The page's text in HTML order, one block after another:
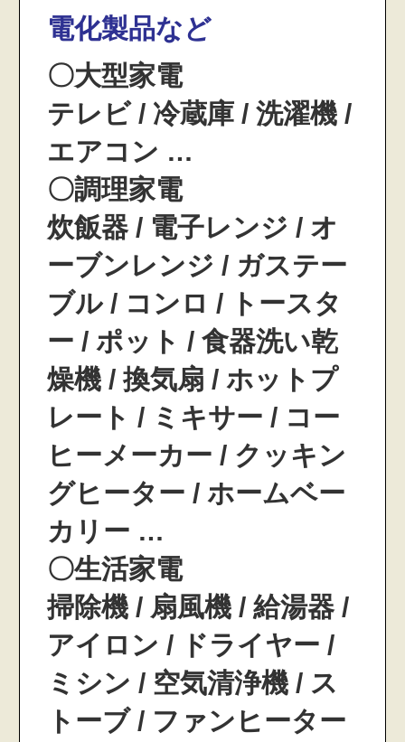
電化製品など
〇大型家電
テレビ / 冷蔵庫 / 洗濯機 /
エアコン …
〇調理家電
炊飯器 / 電子レンジ / オ
ーブンレンジ / ガステー
ブル / コンロ / トースタ
ー / ポット / 食器洗い乾
燥機 / 換気扇 / ホットプ
レート / ミキサー / コー
ヒーメーカー / クッキン
グヒーター / ホームベー
カリー …
〇生活家電
掃除機 / 扇風機 / 給湯器 /
アイロン / ドライヤー /
ミシン / 空気清浄機 / ス
トーブ / ファンヒーター